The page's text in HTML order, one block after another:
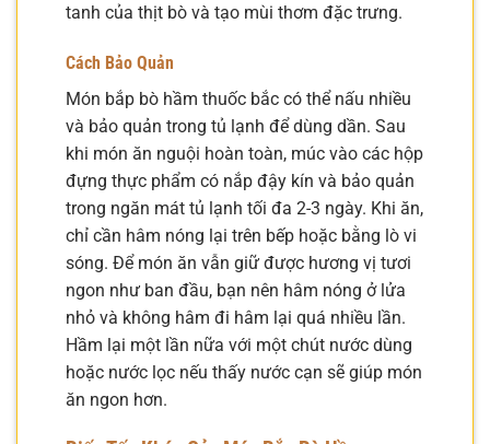
tanh của thịt bò và tạo mùi thơm đặc trưng.
Cách Bảo Quản
Món bắp bò hầm thuốc bắc có thể nấu nhiều
và bảo quản trong tủ lạnh để dùng dần. Sau
khi món ăn nguội hoàn toàn, múc vào các hộp
đựng thực phẩm có nắp đậy kín và bảo quản
trong ngăn mát tủ lạnh tối đa 2-3 ngày. Khi ăn,
chỉ cần hâm nóng lại trên bếp hoặc bằng lò vi
sóng. Để món ăn vẫn giữ được hương vị tươi
ngon như ban đầu, bạn nên hâm nóng ở lửa
nhỏ và không hâm đi hâm lại quá nhiều lần.
Hầm lại một lần nữa với một chút nước dùng
hoặc nước lọc nếu thấy nước cạn sẽ giúp món
ăn ngon hơn.